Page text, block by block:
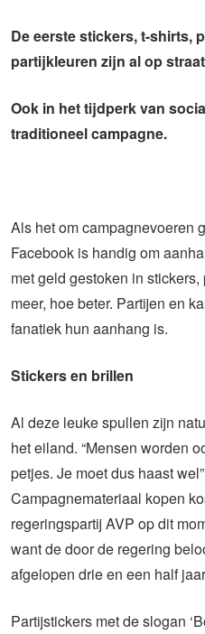
De eerste stickers, t-shirts,
partijkleuren zijn al op
Ook in het tijdperk van
traditioneel campagne.
Als het om campagnevoeren
Facebook is handig om
met geld gestoken in
meer, hoe beter. Partijen en
fanatiek hun aanhang is.
Stickers en brillen
Al deze leuke spullen zijn
het eiland. “Mensen worden
petjes. Je moet dus haast
Campagnemateriaal kopen
regeringspartij AVP op dit
want de door de regering
afgelopen drie en een half
Partijstickers met de slogan